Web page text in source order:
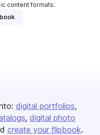
content formats.
digital portfolios
digital photo
create your flipbook.